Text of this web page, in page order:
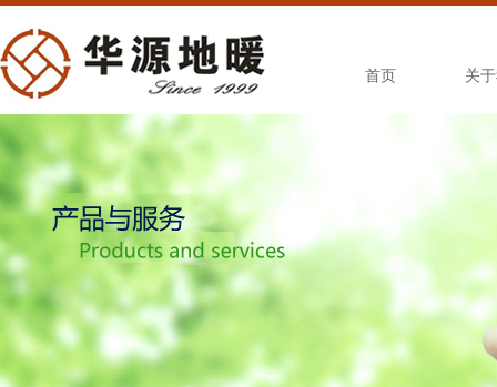
首页 关